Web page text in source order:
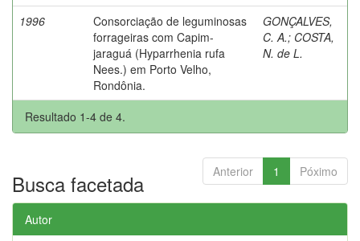
1996
Consorciação de leguminosas
forrageiras com Capim-
jaraguá (Hyparrhenia rufa
Nees.) em Porto Velho,
Rondônia.
GONÇALVES,
C. A.; COSTA,
N. de L.
Resultado 1-4 de 4.
Anterior 1 Póximo
Busca facetada
Autor